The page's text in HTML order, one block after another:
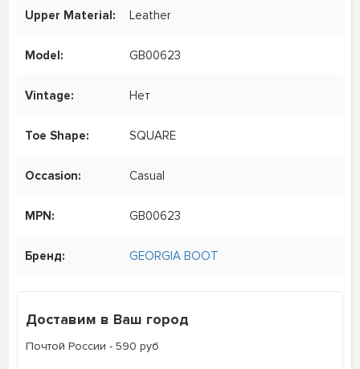
Upper Material: Leather
Model: GB00623
Vintage: Нет
Toe Shape: SQUARE
Occasion: Casual
MPN: GB00623
Бренд: GEORGIA BOOT
Доставим в Ваш город
Почтой России - 590 руб